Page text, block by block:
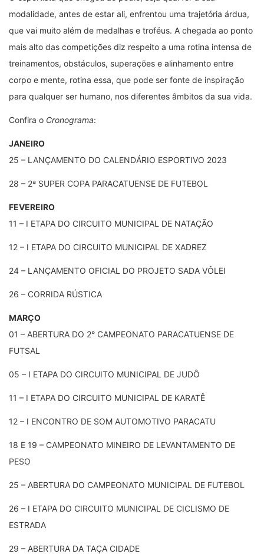
modalidade, antes de estar ali, enfrentou uma trajetória árdua,
que vai muito além de medalhas e troféus. A chegada ao ponto
mais alto das competições diz respeito a uma rotina intensa de
treinamentos, obstáculos, superações e alinhamento entre
corpo e mente, rotina essa, que pode ser fonte de inspiração
para qualquer ser humano, nos diferentes âmbitos da sua vida.
Confira o Cronograma:
JANEIRO
25 – LANÇAMENTO DO CALENDÁRIO ESPORTIVO 2023
28 – 2ª SUPER COPA PARACATUENSE DE FUTEBOL
FEVEREIRO
11 – I ETAPA DO CIRCUITO MUNICIPAL DE NATAÇÃO
12 – I ETAPA DO CIRCUITO MUNICIPAL DE XADREZ
24 – LANÇAMENTO OFICIAL DO PROJETO SADA VÔLEI
26 – CORRIDA RÚSTICA
MARÇO
01 – ABERTURA DO 2° CAMPEONATO PARACATUENSE DE
FUTSAL
05 – I ETAPA DO CIRCUITO MUNICIPAL DE JUDÔ
11 – I ETAPA DO CIRCUITO MUNICIPAL DE KARATÊ
12 – I ENCONTRO DE SOM AUTOMOTIVO PARACATU
18 E 19 – CAMPEONATO MINEIRO DE LEVANTAMENTO DE
PESO
25 – ABERTURA DO CAMPEONATO MUNICIPAL DE FUTEBOL
26 – I ETAPA DO CIRCUITO MUNICIPAL DE CICLISMO DE
ESTRADA
29 – ABERTURA DA TAÇA CIDADE